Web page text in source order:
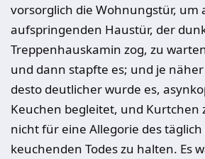
vorsorglich die Woh­nungstür, um
aufspringenden Haustür, der
Treppenhauskamin zog, zu
und dann stapfte es; und je
desto deutlicher wurde es,
Keuchen begleitet, und Kurtchen
nicht für eine Allegorie des
keuchenden Todes zu halten. Es